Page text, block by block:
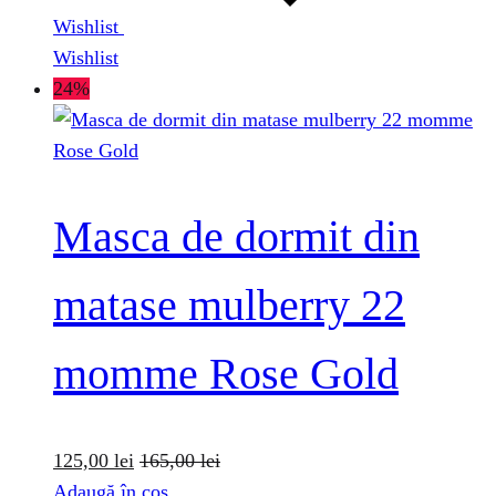
Wishlist
Wishlist
24%
Masca de dormit din
matase mulberry 22
momme Rose Gold
125,00 lei 165,00lei